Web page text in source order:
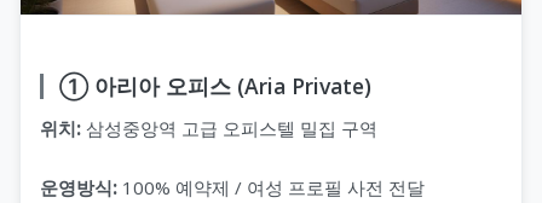
① 아리아 오피스 (Aria Private)
위치: 삼성중앙역 고급 오피스텔 밀집 구역
운영방식: 100% 예약제 / 여성 프로필 사전 전달